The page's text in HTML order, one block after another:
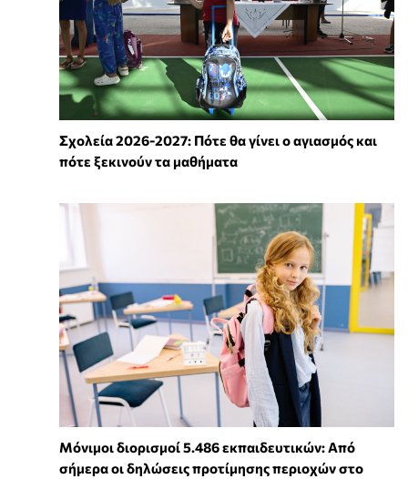
Σχολεία 2026-2027: Πότε θα γίνει ο αγιασμός και
πότε ξεκινούν τα μαθήματα
Μόνιμοι διορισμοί 5.486 εκπαιδευτικών: Από
σήμερα οι δηλώσεις προτίμησης περιοχών στο